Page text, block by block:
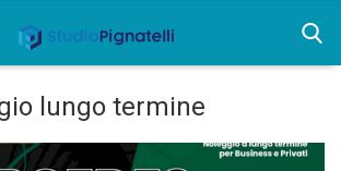
lungo termine